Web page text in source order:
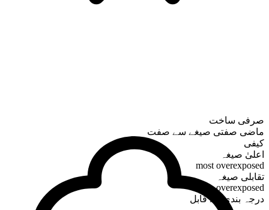
صرفی ساخت
ماضی صفتی صیغے سے صفت
کیفی
اعلیٰ صیغہ
most overexposed
تقابلی صیغہ
more overexposed
درجہ بندی کے قابل